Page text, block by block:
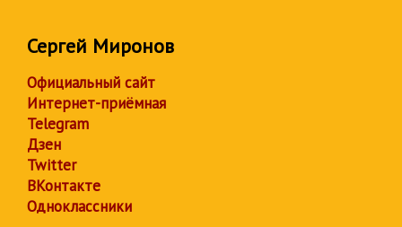
Сергей Миронов
Официальный сайт
Интернет-приёмная
Telegram
Дзен
Twitter
ВКонтакте
Одноклассники